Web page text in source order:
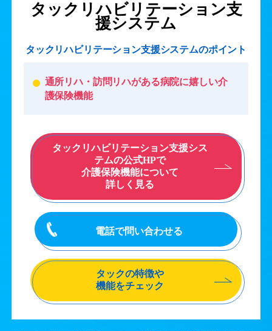
タックリハビリテーション支
援システム
タックリハビリテーション支援システムのポイント
通所リハ・訪問リハがある病院に嬉しい介
護保険機能
タックリハビリテーション支援シス
テムの公式HPで
介護保険機能について
詳しく見る
電話で問い合わせる
タックの特徴や
機能をチェック